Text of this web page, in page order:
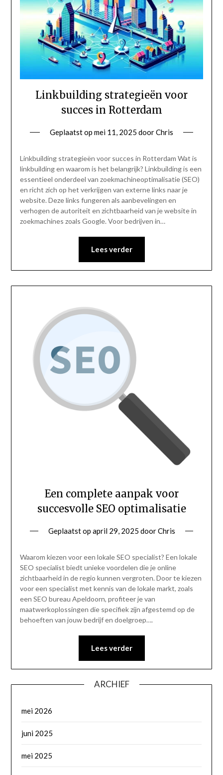
Linkbuilding strategieën voor
succes in Rotterdam
Geplaatst op mei 11, 2025 doorChris
Linkbuilding strategieën voor succes in Rotterdam Wat is
linkbuilding en waarom is het belangrijk? Linkbuilding is een
essentieel onderdeel van zoekmachineoptimalisatie (SEO)
en richt zich op het verkrijgen van externe links naar je
website. Deze links fungeren als aanbevelingen en
verhogen de autoriteit en zichtbaarheid van je website in
zoekmachines zoals Google. Voor bedrijven in…
Lees verder
Een complete aanpak voor
succesvolle SEO optimalisatie
Geplaatst op april 29, 2025 doorChris
Waarom kiezen voor een lokale SEO specialist? Een lokale
SEO specialist biedt unieke voordelen die je online
zichtbaarheid in de regio kunnen vergroten. Door te kiezen
voor een specialist met kennis van de lokale markt, zoals
een SEO bureau Apeldoorn, profiteer je van
maatwerkoplossingen die specifiek zijn afgestemd op de
behoeften van jouw bedrijf en doelgroep….
Lees verder
ARCHIEF
mei 2026
juni 2025
mei 2025